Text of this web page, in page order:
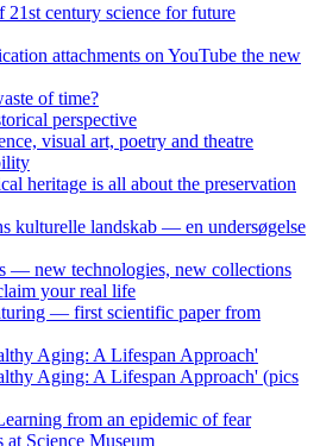
21st century science for future
attachments on YouTube the new
of time?
perspective
visual art, poetry and theatre
heritage is all about the preservation
kulturelle landskab — en undersøgelse
— new technologies, new collections
your real life
— first scientific paper from
Aging: A Lifespan Approach'
Aging: A Lifespan Approach' (pics
from an epidemic of fear
at Science Museum